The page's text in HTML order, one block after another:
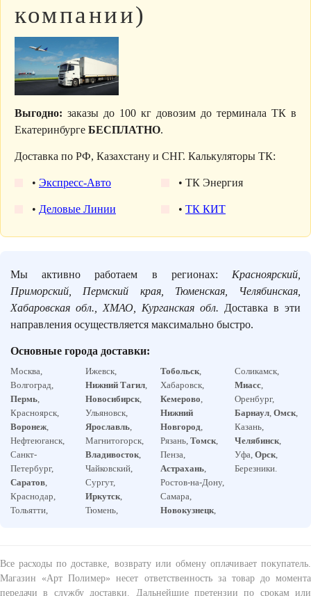
компании)
Выгодно: заказы до 100 кг довозим до терминала ТК в
Екатеринбурге БЕСПЛАТНО.
Доставка по РФ, Казахстану и СНГ. Калькуляторы ТК:
• Экспресс-Авто
• Деловые Линии
• ТК Энергия
• ТК КИТ
Мы активно работаем в регионах: Красноярский,
Приморский, Пермский края, Тюменская, Челябинская,
Хабаровская обл., ХМАО, Курганская обл. Доставка в эти
направления осуществляется максимально быстро.
Основные города доставки:
Москва,
Волгоград,
Пермь,
Красноярск,
Воронеж,
Нефтеюганск,
Санкт-
Петербург,
Саратов,
Краснодар,
Тольятти,
Ижевск,
Нижний Тагил,
Новосибирск,
Ульяновск,
Ярославль,
Магнитогорск,
Владивосток,
Чайковский,
Сургут,
Иркутск,
Тюмень,
Тобольск,
Хабаровск,
Кемерово,
Нижний
Новгород,
Рязань, Томск,
Пенза,
Астрахань,
Ростов-на-Дону,
Самара,
Новокузнецк,
Соликамск,
Миасс,
Оренбург,
Барнаул,Омск,
Казань,
Челябинск,
Уфа,Орск,
Березники.
Все расходы по доставке, возврату или обмену оплачивает покупатель.
Магазин «Арт Полимер» несет ответственность за товар до момента
передачи в службу доставки. Дальнейшие претензии по срокам или